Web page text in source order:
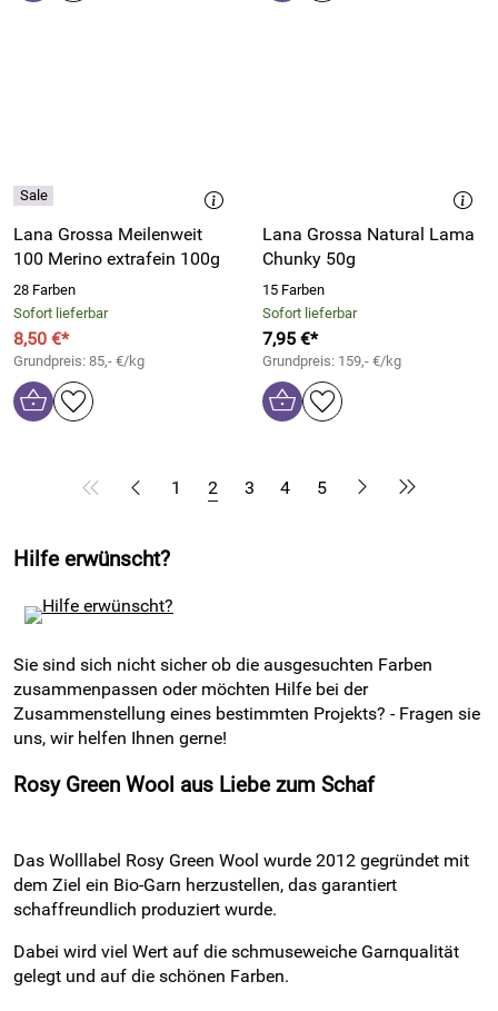
Lana Grossa Meilenweit
100 Merino extrafein 100g
28 Farben
Sofort lieferbar
8,50 €*
Grundpreis: 85,- €/kg
Lana Grossa Natural Lama
Chunky 50g
15 Farben
Sofort lieferbar
7,95 €*
Grundpreis: 159,- €/kg
1 2 3 4 5
Hilfe erwünscht?
Sie sind sich nicht sicher ob die ausgesuchten Farben
zusammenpassen oder möchten Hilfe bei der
Zusammenstellung eines bestimmten Projekts? - Fragen sie
uns, wir helfen Ihnen gerne!
Rosy Green Wool aus Liebe zum Schaf
Das Wolllabel Rosy Green Wool wurde 2012 gegründet mit
dem Ziel ein Bio-Garn herzustellen, das garantiert
schaffreundlich produziert wurde.
Dabei wird viel Wert auf die schmuseweiche Garnqualität
gelegt und auf die schönen Farben.